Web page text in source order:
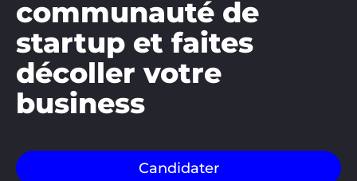
communauté de
startup et faites
décoller votre
business
Candidater